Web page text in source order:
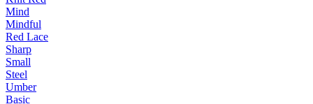
Mind
Mindful
Red Lace
Sharp
Small
Steel
Umber
Basic